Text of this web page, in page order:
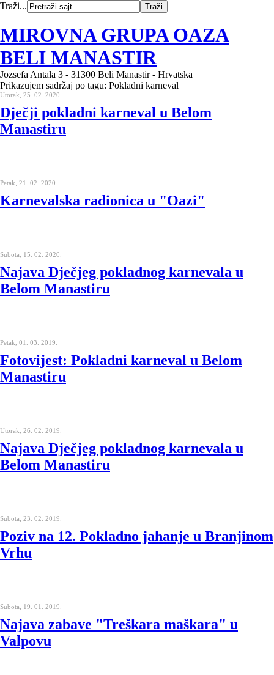
Traži...
MIROVNA GRUPA OAZA
BELI MANASTIR
Jozsefa Antala 3 - 31300 Beli Manastir - Hrvatska
Prikazujem sadržaj po tagu: Pokladni karneval
Utorak, 25. 02. 2020.
Dječji pokladni karneval u Belom
Manastiru
Petak, 21. 02. 2020.
Karnevalska radionica u "Oazi"
Subota, 15. 02. 2020.
Najava Dječjeg pokladnog karnevala u
Belom Manastiru
Petak, 01. 03. 2019.
Fotovijest: Pokladni karneval u Belom
Manastiru
Utorak, 26. 02. 2019.
Najava Dječjeg pokladnog karnevala u
Belom Manastiru
Subota, 23. 02. 2019.
Poziv na 12. Pokladno jahanje u Branjinom
Vrhu
Subota, 19. 01. 2019.
Najava zabave "Treškara maškara" u
Valpovu